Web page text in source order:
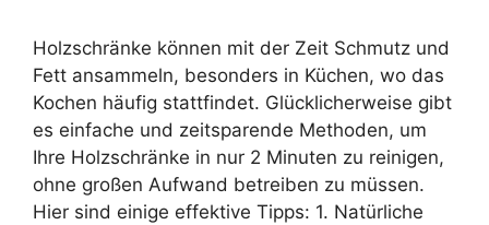
Holzschränke können mit der Zeit Schmutz und
Fett ansammeln, besonders in Küchen, wo das
Kochen häufig stattfindet. Glücklicherweise gibt
es einfache und zeitsparende Methoden, um
Ihre Holzschränke in nur 2 Minuten zu reinigen,
ohne großen Aufwand betreiben zu müssen.
Hier sind einige effektive Tipps: 1. Natürliche